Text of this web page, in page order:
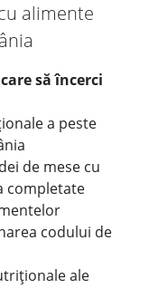
alimente
să încerci
a peste
de mese cu
completate
codului de
ale